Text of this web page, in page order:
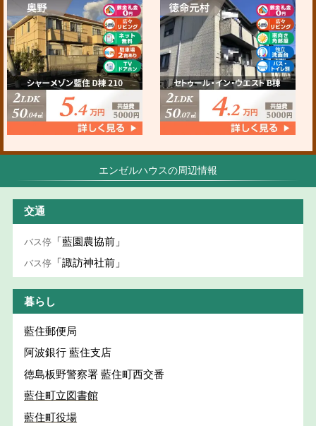
エンゼルハウスの周辺情報
交通
バス停 「藍園農協前」
バス停 「諏訪神社前」
暮らし
藍住郵便局
阿波銀行 藍住支店
徳島板野警察署 藍住町西交番
藍住町立図書館
藍住町役場